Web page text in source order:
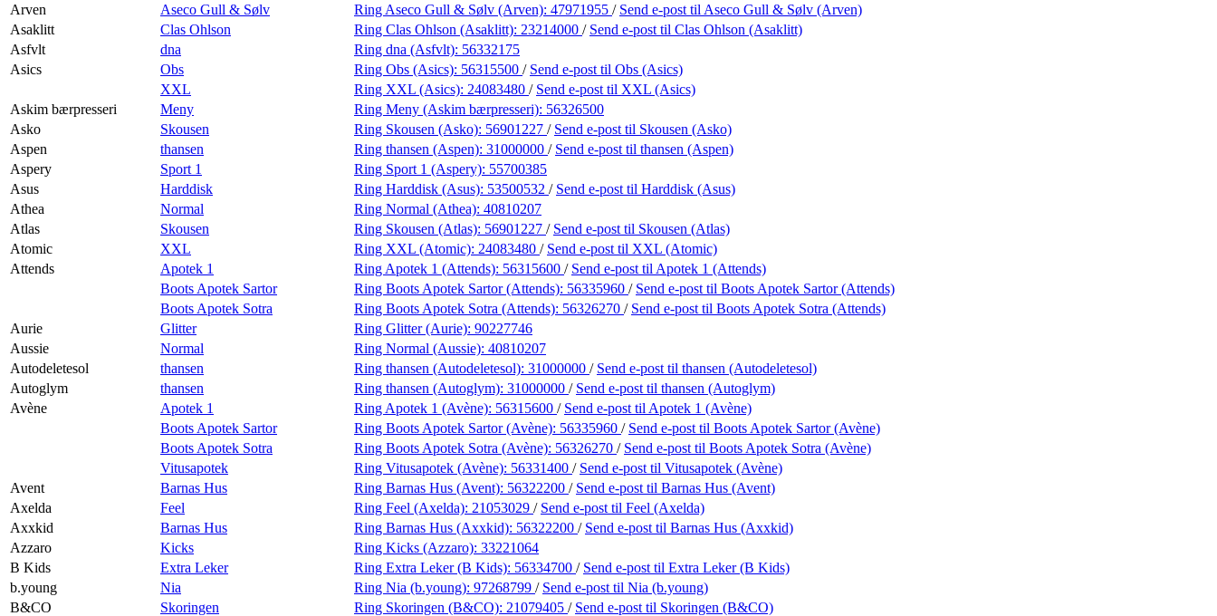
Arven
Aseco Gull & Sølv Ring Aseco Gull & Sølv (Arven): 47971955 / Send e-post til Aseco Gull & Sølv (Arven)
Asaklitt
Clas Ohlson Ring Clas Ohlson (Asaklitt): 23214000 / Send e-post til Clas Ohlson (Asaklitt)
Asfvlt
dna Ring dna (Asfvlt): 56332175
Asics
Obs Ring Obs (Asics): 56315500 / Send e-post til Obs (Asics)
XXL
Ring XXL (Asics): 24083480 / Send e-post til XXL (Asics)
Askim bærpresseri
Meny Ring Meny (Askim bærpresseri): 56326500
Asko
Skousen Ring Skousen (Asko): 56901227 / Send e-post til Skousen (Asko)
Aspen
thansen Ring thansen (Aspen): 31000000 / Send e-post til thansen (Aspen)
Aspery
Sport 1 Ring Sport 1 (Aspery): 55700385
Asus
Harddisk Ring Harddisk (Asus): 53500532 / Send e-post til Harddisk (Asus)
Athea
Normal Ring Normal (Athea): 40810207
Atlas
Skousen Ring Skousen (Atlas): 56901227 / Send e-post til Skousen (Atlas)
Atomic
XXL Ring XXL (Atomic): 24083480 / Send e-post til XXL (Atomic)
Attends
Apotek 1 Ring Apotek 1 (Attends): 56315600 / Send e-post til Apotek 1 (Attends)
Boots Apotek Sartor
Ring Boots Apotek Sartor (Attends): 56335960 / Send e-post til Boots Apotek Sartor (Attends)
Boots Apotek Sotra
Ring Boots Apotek Sotra (Attends): 56326270 / Send e-post til Boots Apotek Sotra (Attends)
Aurie
Glitter Ring Glitter (Aurie): 90227746
Aussie
Normal Ring Normal (Aussie): 40810207
Autodeletesol
thansen Ring thansen (Autodeletesol): 31000000 / Send e-post til thansen (Autodeletesol)
Autoglym
thansen Ring thansen (Autoglym): 31000000 / Send e-post til thansen (Autoglym)
Avène
Apotek 1 Ring Apotek 1 (Avène): 56315600 / Send e-post til Apotek 1 (Avène)
Boots Apotek Sartor
Ring Boots Apotek Sartor (Avène): 56335960 / Send e-post til Boots Apotek Sartor (Avène)
Boots Apotek Sotra
Ring Boots Apotek Sotra (Avène): 56326270 / Send e-post til Boots Apotek Sotra (Avène)
Vitusapotek
Ring Vitusapotek (Avène): 56331400 / Send e-post til Vitusapotek (Avène)
Avent
Barnas Hus Ring Barnas Hus (Avent): 56322200 / Send e-post til Barnas Hus (Avent)
Axelda
Feel Ring Feel (Axelda): 21053029 / Send e-post til Feel (Axelda)
Axxkid
Barnas Hus Ring Barnas Hus (Axxkid): 56322200 / Send e-post til Barnas Hus (Axxkid)
Azzaro
Kicks Ring Kicks (Azzaro): 33221064
B Kids
Extra Leker Ring Extra Leker (B Kids): 56334700 / Send e-post til Extra Leker (B Kids)
b.young
Nia Ring Nia (b.young): 97268799 / Send e-post til Nia (b.young)
B&CO
Skoringen Ring Skoringen (B&CO): 21079405 / Send e-post til Skoringen (B&CO)